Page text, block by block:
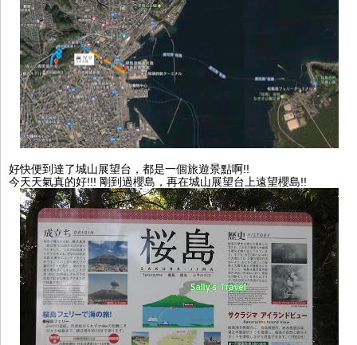
好快便到達了城山展望台，都是一個旅遊景點啊!!
今天天氣真的好!!! 剛到過櫻島，再在城山展望台上遠望櫻島!!